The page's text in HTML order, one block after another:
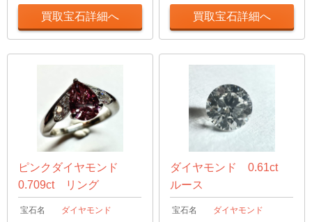
買取宝石詳細へ 買取宝石詳細へ
ピンクダイヤモンド
0.709ct リング
宝石名 ダイヤモンド
ダイヤモンド 0.61ct
ルース
宝石名 ダイヤモンド